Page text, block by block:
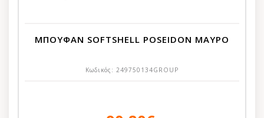
ΜΠΟΥΦΑΝ SOFTSHELL POSEIDON ΜΑΥΡΟ
Κωδικός: 249750134GROUP